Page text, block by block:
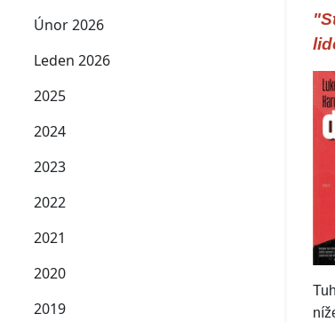
Únor 2026
Leden 2026
2025
2024
2023
2022
2021
2020
2019